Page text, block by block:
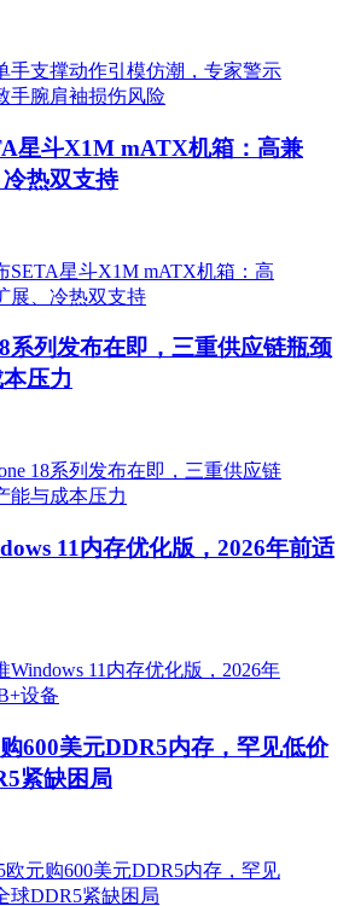
星斗X1M mATX机箱：高兼
热双支持
系列发布在即，三重供应链瓶颈
压力
11内存优化版，2026年前适
600美元DDR5内存，罕见低价
紧缺困局